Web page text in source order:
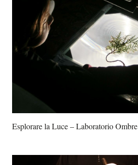
Esplorare la Luce – Laboratorio Ombre